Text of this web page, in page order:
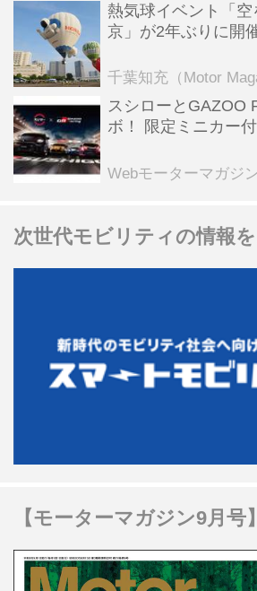
熱気球イベント「
京」が2年ぶりに開
ンテンツも
千葉知充（Motor
スシローとGAZOO
ボ！ 限定ミニカー
る抽選企画などを展
Webモーターマガジ
次世代モビリティの情報
【モーターマガジン9月号